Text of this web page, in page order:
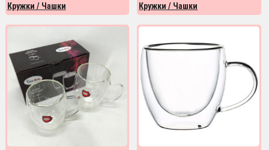
Кружки / Чашки Кружки / Чашки